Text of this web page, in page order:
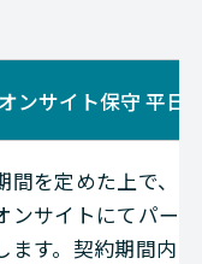
オンサイト保守 平日
間を定めた上で、
ンサイトにてパー
す。 契約期間内